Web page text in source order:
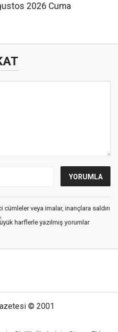
2026 Cuma
veya imalar, inançlara saldırı
harflerle yazılmış yorumlar
© 2001